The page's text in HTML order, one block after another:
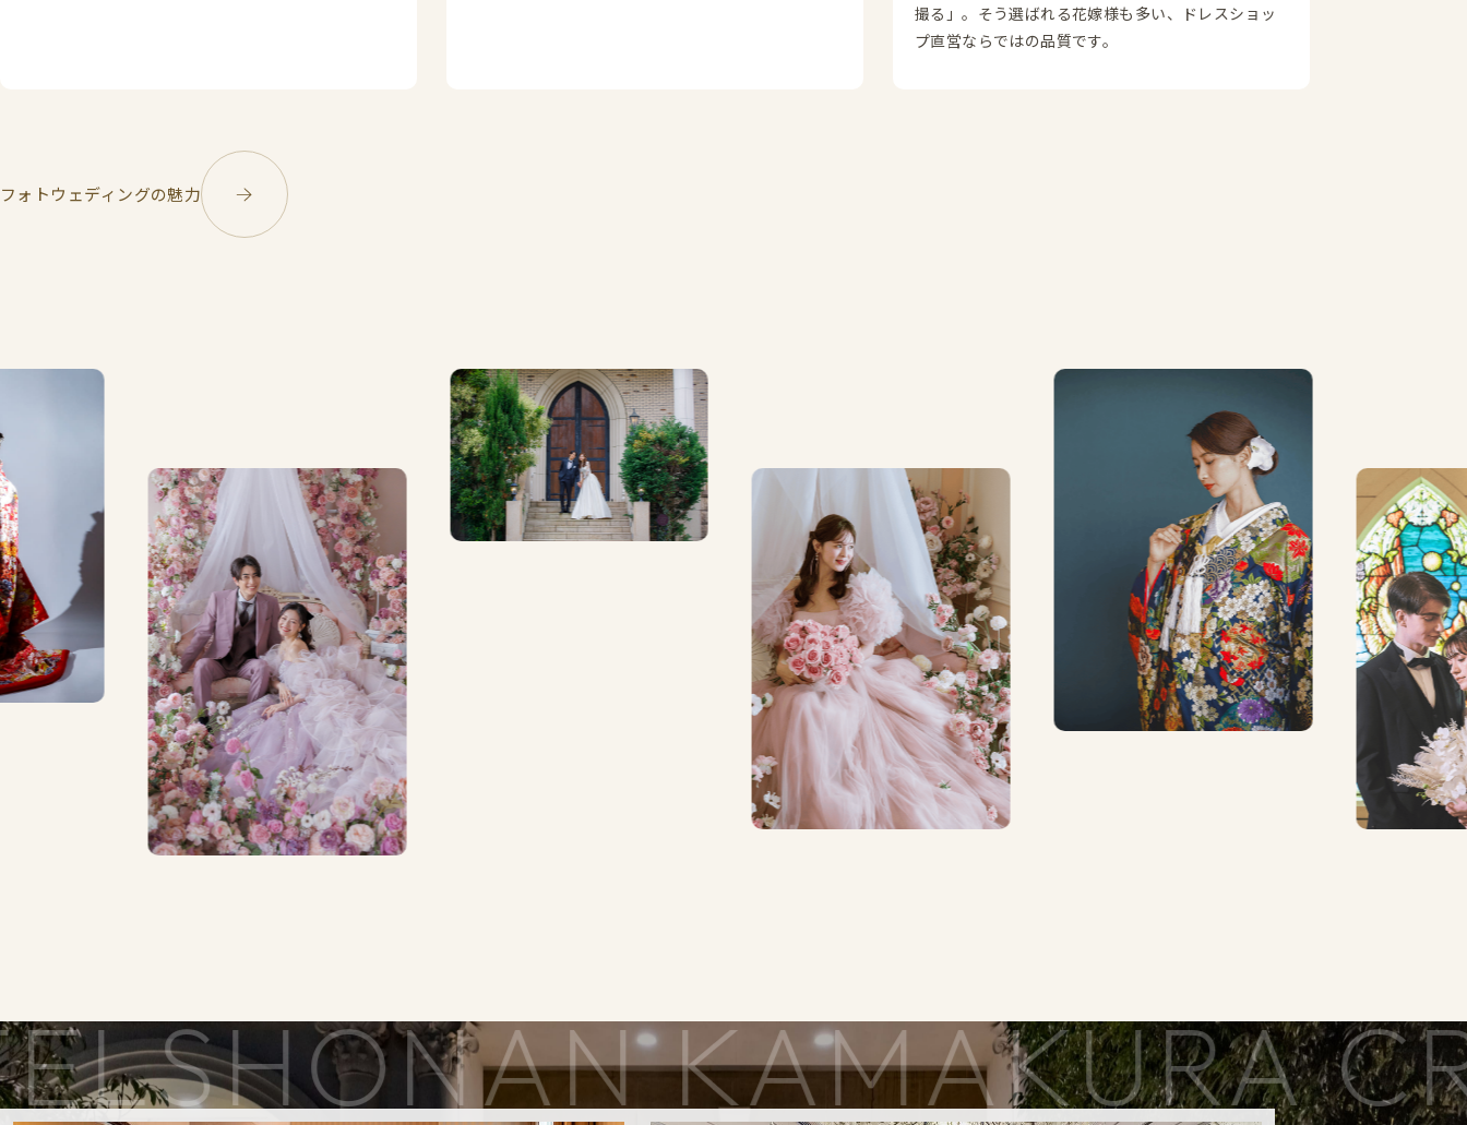
撮る」。そう選ばれる花嫁様も多い、ドレスショッ
プ直営ならではの品質です。
フォトウェディングの魅力
SHONAN KAMAKURA